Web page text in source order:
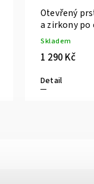
Otevřený
a zirkony po
Skladem
1 290 Kč
Detail